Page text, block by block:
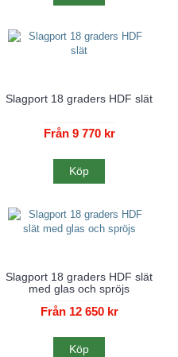
Slagport 18 graders HDF slät
Från 9 770 kr
Köp
Slagport 18 graders HDF slät
med glas och spröjs
Från 12 650 kr
Köp